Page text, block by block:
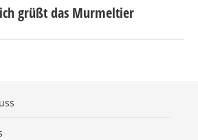
Nächster
grüßt das Murmeltier